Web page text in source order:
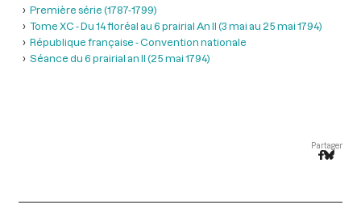
Première série (1787-1799)
Tome XC - Du 14 floréal au 6 prairial An II (3 mai au 25 mai 1794)
République française - Convention nationale
Séance du 6 prairial an II (25 mai 1794)
Partager